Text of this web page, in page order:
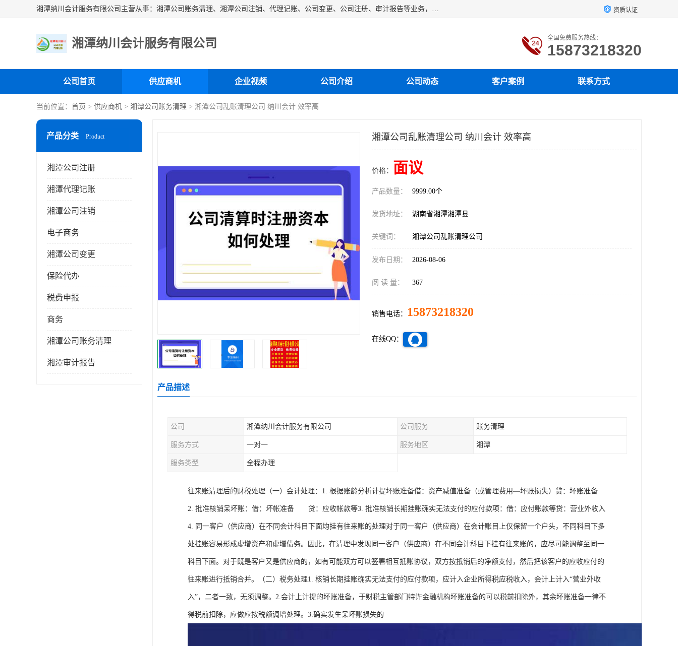
湘潭纳川会计服务有限公司主营从事：湘潭公司账务清理、湘潭公司注销、代理记账、公司变更、公司注册、审计报告等业务，公司设立有专门的代理注册部门，现有工商代办专员，部门经理从事工商代办多年，对各地区公司注册、公司变更、进出口业务等流程以及各行业公司注册、变更所需注意的细节都非常熟悉。 资质认证
湘潭纳川会计服务有限公司 全国免费服务热线：
15873218320
公司首页 供应商机 企业视频 公司介绍 公司动态 客户案例 联系方式
当前位置： 首页 > 供应商机 > 湘潭公司账务清理 > 湘潭公司乱账清理公司 纳川会计 效率高
产品分类 Product
湘潭公司注册
湘潭代理记账
湘潭公司注销
电子商务
湘潭公司变更
保险代办
税费申报
商务
湘潭公司账务清理
湘潭审计报告
湘潭公司乱账清理公司 纳川会计 效率高
价格： 面议
产品数量： 9999.00个
发货地址： 湖南省湘潭湘潭县
关键词： 湘潭公司乱账清理公司
发布日期： 2026-08-06
阅 读 量： 367
销售电话： 15873218320
在线QQ：
产品描述
公司 湘潭纳川会计服务有限公司 公司服务 账务清理
服务方式 一对一 服务地区 湘潭
服务类型 全程办理
往来账清理后的财税处理（一）会计处理：1. 根据账龄分析计提坏账准备借：资产减值准备（或管理费用—坏账损失）贷：坏账准备
2. 批准核销呆坏账：借：坏帐准备 贷：应收帐款等3. 批准核销长期挂账确实无法支付的应付款项：借：应付账款等贷：营业外收入
4. 同一客户（供应商）在不同会计科目下面均挂有往来账的处理对于同一客户（供应商）在会计账目上仅保留一个户头，不同科目下多
处挂账容易形成虚增资产和虚增债务。因此，在清理中发现同一客户（供应商）在不同会计科目下挂有往来账的，应尽可能调整至同一
科目下面。对于既是客户又是供应商的，如有可能双方可以签署相互抵账协议，双方按抵销后的净额支付，然后把该客户的应收应付的
往来账进行抵销合并。（二）税务处理1. 核销长期挂账确实无法支付的应付款项，应计入企业所得税应税收入，会计上计入“营业外收
入”，二者一致，无须调整。2.会计上计提的坏账准备，于财税主管部门特许金融机构坏账准备的可以税前扣除外，其余坏账准备一律不
得税前扣除，应做应按税额调增处理。3.确实发生呆坏账损失的